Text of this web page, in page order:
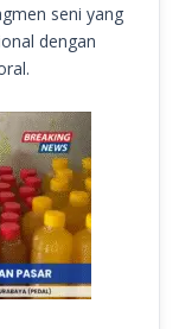
seni yang
dengan